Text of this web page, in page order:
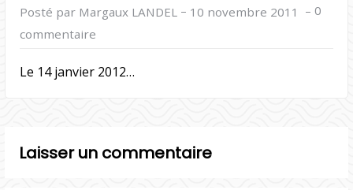
Posté par Margaux LANDEL – 10 novembre 2011 – 0
commentaire
Le 14 janvier 2012…
Laisser un commentaire